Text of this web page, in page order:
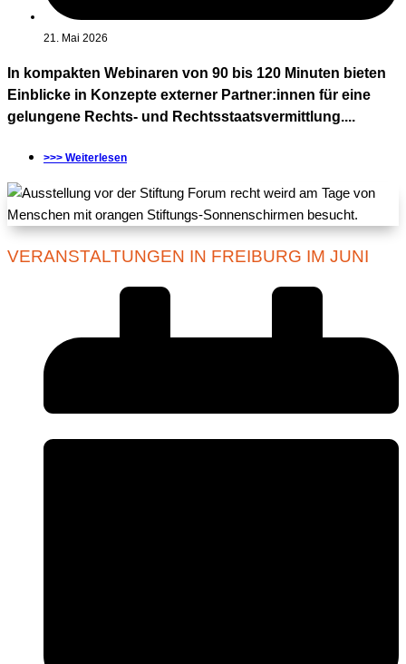
21. Mai 2026
In kompakten Webinaren von 90 bis 120 Minuten bieten
Einblicke in Konzepte externer Partner:innen für eine
gelungene Rechts- und Rechtsstaatsvermittlung....
>>> Weiterlesen
VERANSTALTUNGEN IN FREIBURG IM JUNI